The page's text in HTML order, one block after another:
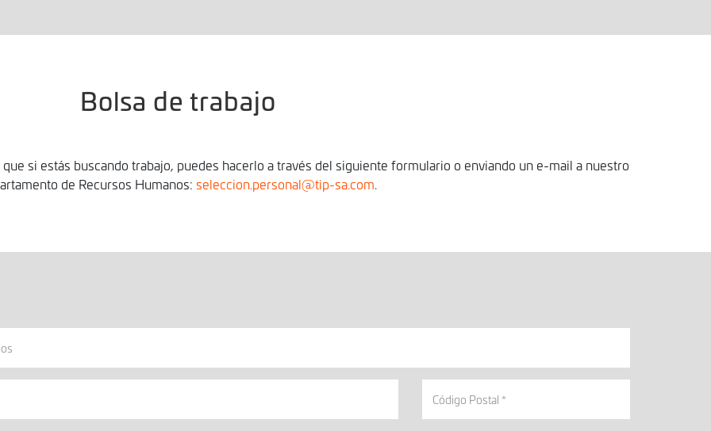
Bolsa de trabajo
si estás buscando trabajo, puedes hacerlo a través del siguiente formulario o enviando un e-mail a nuestro
de Recursos Humanos: seleccion.personal@tip-sa.com.
Postal